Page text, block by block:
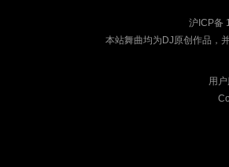
沪ICP备
本站舞曲均为DJ原创作品，
用